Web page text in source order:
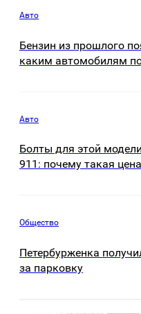
Авто
Бензин из прошлого
каким автомобилям
Авто
Болты для этой
911: почему такая
Общество
Петербурженка
за парковку